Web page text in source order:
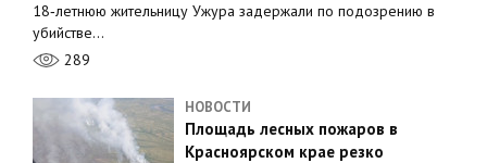
18‑летнюю жительницу Ужура задержали по подозрению в
убийстве…
289
НОВОСТИ
Площадь лесных пожаров в
Красноярском крае резко